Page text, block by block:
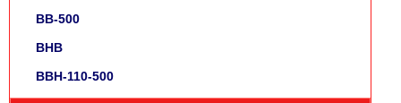
ВВ-500
ВНВ
ВВН-110-500